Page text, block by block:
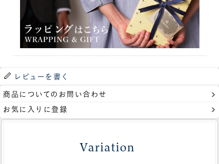
レビューを書く
商品についてのお問い合わせ
お気に入りに登録
Variation